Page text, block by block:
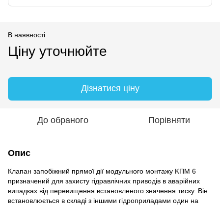
В наявності
Ціну уточнюйте
Дізнатися ціну
До обраного Порівняти
Опис
Клапан запобіжний прямої дії модульного монтажу KПM 6
призначений для захисту гідравлічних приводів в аварійних
випадках від перевищення встановленого значення тиску. Він
встановлюється в складі з іншими гідроприладами один на